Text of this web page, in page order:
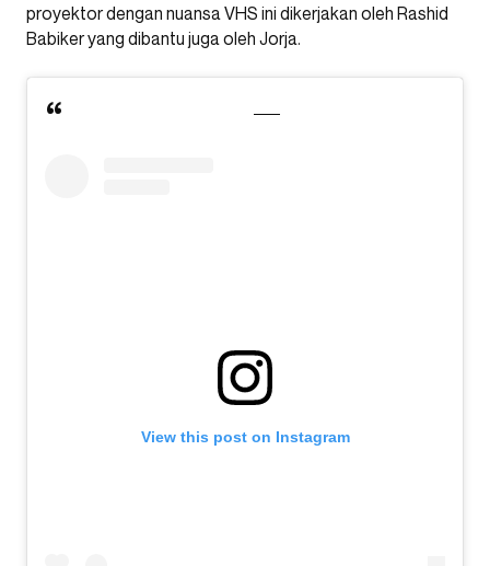
proyektor dengan nuansa VHS ini dikerjakan oleh Rashid
Babiker yang dibantu juga oleh Jorja.
View this post on Instagram